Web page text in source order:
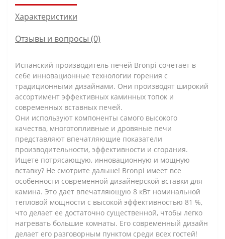
Характеристики
Отзывы и вопросы (0)
Испанский производитель печей Bronpi сочетает в
себе инновационные технологии горения с
традиционными дизайнами. Они производят широкий
ассортимент эффективных каминных топок и
современных вставных печей.
Они используют компоненты самого высокого
качества, многотопливные и дровяные печи
представляют впечатляющие показатели
производительности, эффективности и сгорания.
Ищете потрясающую, инновационную и мощную
вставку? Не смотрите дальше! Bronpi имеет все
особенности современной дизайнерской вставки для
камина. Это дает впечатляющую 8 кВт номинальной
тепловой мощности с высокой эффективностью 81 %,
что делает ее достаточно существенной, чтобы легко
нагревать большие комнаты. Его современный дизайн
делает его разговорным пунктом среди всех гостей!